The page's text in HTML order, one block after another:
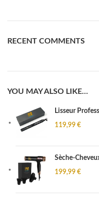
RECENT COMMENTS
YOU MAY ALSO LIKE…
Lisseur
119,99 €
Sèche-
199,99 €